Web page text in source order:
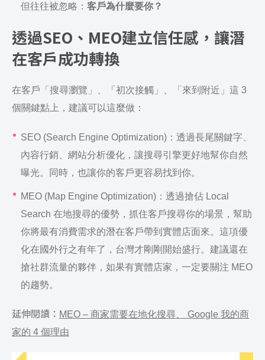
但往往被忽略： 客戶為什麼要你？
透過SEO、MEO建立信任感，讓潛
在客戶成功轉換
在客戶「搜尋瀏覽」、「初次接觸」、「來到附近」這 3
個關鍵點上，建議可以這麼做：
SEO (Search Engine Optimization)：透過長尾關鍵字、
內容行銷、網站分析優化，讓搜尋引擎更好地幫你自然
曝光。同時，也讓你的客戶更容易找到你。
MEO (Map Engine Optimization)：透過搶佔 Local
Search 在地搜尋的優勢，抓住客戶搜尋你的場景，幫助
你將最有消費需求的潛在客戶帶到實體店面來。這項優
化在國外行之有年了，台灣才剛剛開始盛行。建議還在
搶社群流量的夥伴，如果有實體店家，一定要關注 MEO
的趨勢。
延伸閱讀： MEO – 商家需要在地化搜尋、 Google 我的商
家的 4 個理由